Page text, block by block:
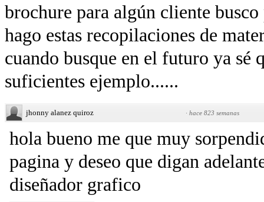
brochure para algún cliente
hago estas recopilaciones de
cuando busque en el futuro ya sé
suficientes ejemplo......
jhonny alanez quiroz · hace 823 semanas
hola bueno me que muy
pagina y deseo que digan
diseñador grafico